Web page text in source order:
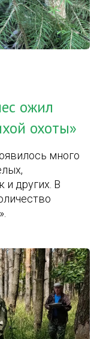
ожил
охоты»
много
и других. В